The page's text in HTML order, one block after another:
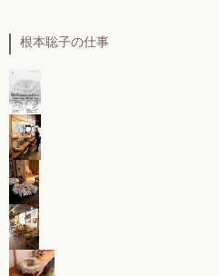
根本聡子の仕事